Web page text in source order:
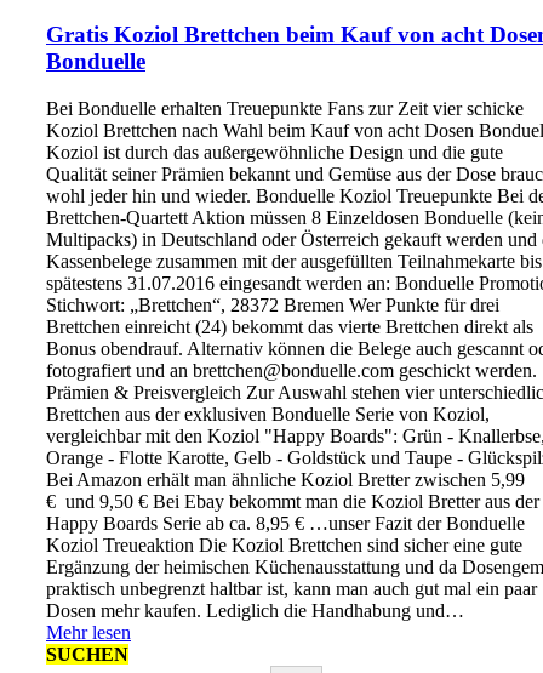
Gratis Koziol Brettchen beim Kauf von acht
Bonduelle
Bei Bonduelle erhalten Treuepunkte Fans zur Zeit vier schicke
Koziol Brettchen nach Wahl beim Kauf von acht Dosen
Koziol ist durch das außergewöhnliche Design und die gute
Qualität seiner Prämien bekannt und Gemüse aus der Dose
wohl jeder hin und wieder. Bonduelle Koziol Treuepunkte Bei
Brettchen-Quartett Aktion müssen 8 Einzeldosen Bonduelle
Multipacks) in Deutschland oder Österreich gekauft werden und
Kassenbelege zusammen mit der ausgefüllten Teilnahmekarte bis
spätestens 31.07.2016 eingesandt werden an: Bonduelle
Stichwort: „Brettchen“, 28372 Bremen Wer Punkte für drei
Brettchen einreicht (24) bekommt das vierte Brettchen direkt als
Bonus obendrauf. Alternativ können die Belege auch gescannt
fotografiert und an brettchen@bonduelle.com geschickt werden.
Prämien & Preisvergleich Zur Auswahl stehen vier
Brettchen aus der exklusiven Bonduelle Serie von Koziol,
vergleichbar mit den Koziol "Happy Boards": Grün -
Orange - Flotte Karotte, Gelb - Goldstück und Taupe -
Bei Amazon erhält man ähnliche Koziol Bretter zwischen 5,99
€ und 9,50 € Bei Ebay bekommt man die Koziol Bretter aus der
Happy Boards Serie ab ca. 8,95 € …unser Fazit der Bonduelle
Koziol Treueaktion Die Koziol Brettchen sind sicher eine gute
Ergänzung der heimischen Küchenausstattung und da
praktisch unbegrenzt haltbar ist, kann man auch gut mal ein paar
Dosen mehr kaufen. Lediglich die Handhabung und…
Mehr lesen
SUCHEN